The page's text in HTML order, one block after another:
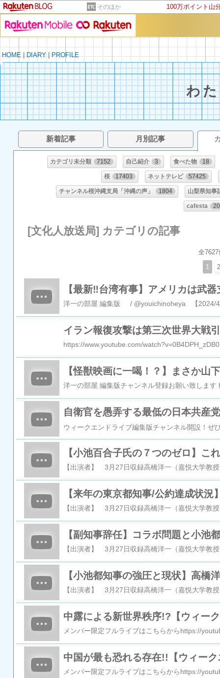
そのほか 100万ポイント山
HOME|DIARY|PROFILE
わ
新着記事 月別記事
カテゴリ未分類 7152 自己紹介 3 食べた物 18
桜 17403 ネットテレビ 57425
チャンネル桜沖縄支局「沖縄の声」 1804 山梨県知事
cafesta
[文化人放送局] カテゴリの記事
全
1 2
中露による新世界秩序!?【ウィー
中国が最も恐れる存在!!【ウィー